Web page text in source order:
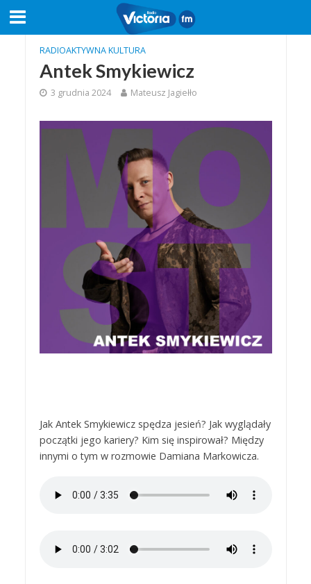
RADIOAKTYWNA KULTURA
Antek Smykiewicz
3 grudnia 2024 Mateusz Jagiełło
Jak Antek Smykiewicz spędza jesień? Jak wyglądały
początki jego kariery? Kim się inspirował? Między
innymi o tym w rozmowie Damiana Markowicza.